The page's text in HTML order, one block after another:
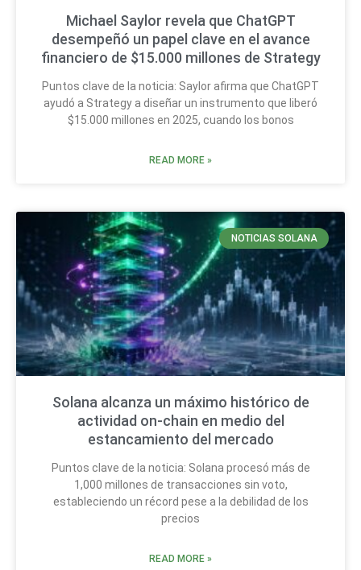
Michael Saylor revela que ChatGPT
desempeñó un papel clave en el avance
financiero de $15.000 millones de Strategy
Puntos clave de la noticia: Saylor afirma que ChatGPT
ayudó a Strategy a diseñar un instrumento que liberó
$15.000 millones en 2025, cuando los bonos
READ MORE »
NOTICIAS SOLANA
Solana alcanza un máximo histórico de
actividad on-chain en medio del
estancamiento del mercado
Puntos clave de la noticia: Solana procesó más de
1,000 millones de transacciones sin voto,
estableciendo un récord pese a la debilidad de los
precios
READ MORE »